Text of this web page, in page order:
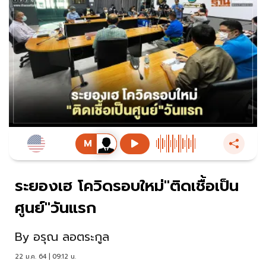
ระยองเฮ โควิดรอบใหม่"ติดเชื้อเป็น
ศูนย์"วันแรก
By อรุณ ลอตระกูล
22 ม.ค. 64 | 09:12 น.